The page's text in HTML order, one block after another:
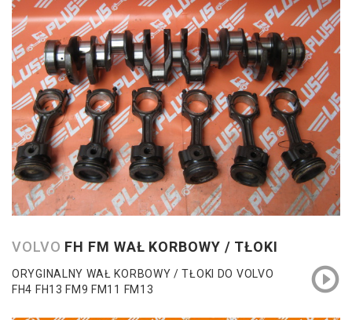
VOLVO FH FM WAŁ KORBOWY / TŁOKI
ORYGINALNY WAŁ KORBOWY / TŁOKI DO VOLVO
FH4 FH13 FM9 FM11 FM13